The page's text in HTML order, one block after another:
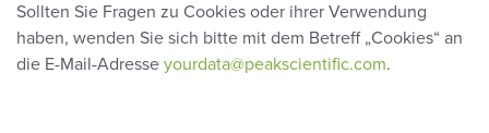
Sollten Sie Fragen zu Cookies oder ihrer Verwendung
haben, wenden Sie sich bitte mit dem Betreff „Cookies“ an
die E-Mail-Adresse yourdata@peakscientific.com.